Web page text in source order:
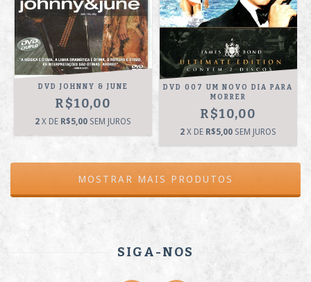
DVD JOHNNY & JUNE
R$10,00
2 X DE R$5,00 SEM JUROS
DVD 007 UM NOVO DIA PARA
MORRER
R$10,00
2 X DE R$5,00 SEM JUROS
MOSTRAR MAIS PRODUTOS
SIGA-NOS